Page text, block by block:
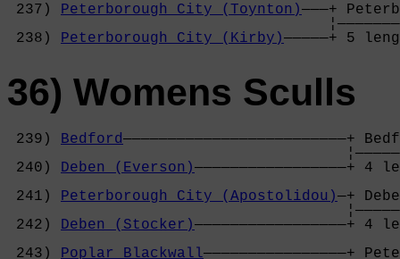
237) Peterborough City (Toynton)———+
238) Peterborough City (Kirby)
36) Womens Sculls
239) Bedford
240) Deben (Everson)
241) Peterborough City (Apostolidou)—+
242) Deben (Stocker)
243) Poplar Blackwall